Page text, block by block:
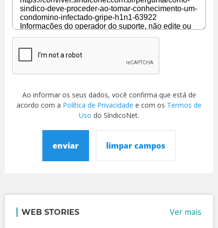
Ao informar os seus dados, você confirma que está de
acordo com a Política de Privacidade e com os Termos de
Uso do SíndicoNet.
enviar limpar campos
WEB STORIES Ver mais